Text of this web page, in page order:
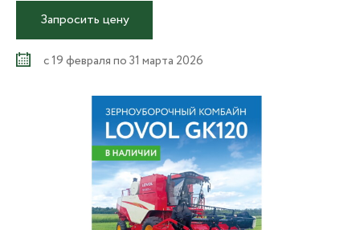
Запросить цену
с 19 февраля по 31 марта 2026